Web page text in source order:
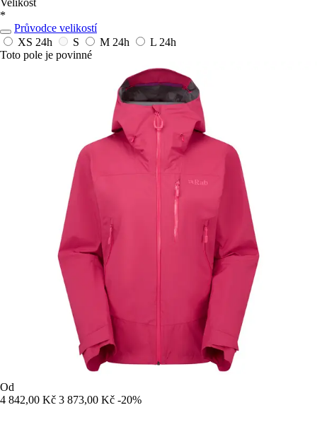
*
Průvodce velikostí
XS 24h S M 24h L 24h
Toto pole je povinné
Od
4 842,00 Kč 3 873,00 Kč -20%